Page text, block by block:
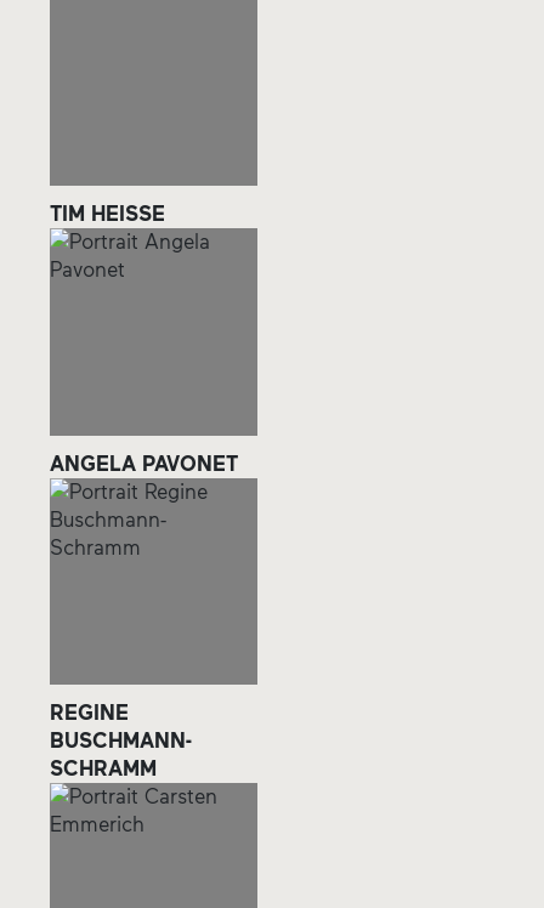
TIM HEISSE
ANGELA PAVONET
REGINE
BUSCHMANN-
SCHRAMM